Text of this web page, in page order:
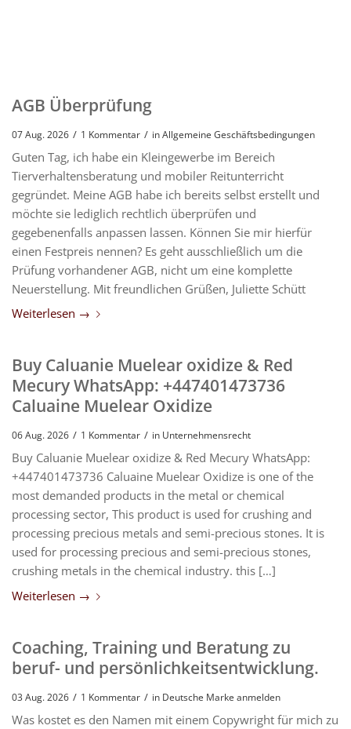
AGB Überprüfung
07 Aug. 2026 / 1 Kommentar / inAllgemeine Geschäftsbedingungen
Guten Tag, ich habe ein Kleingewerbe im Bereich
Tierverhaltensberatung und mobiler Reitunterricht
gegründet. Meine AGB habe ich bereits selbst erstellt und
möchte sie lediglich rechtlich überprüfen und
gegebenenfalls anpassen lassen. Können Sie mir hierfür
einen Festpreis nennen? Es geht ausschließlich um die
Prüfung vorhandener AGB, nicht um eine komplette
Neuerstellung. Mit freundlichen Grüßen, Juliette Schütt
Weiterlesen →
Buy Caluanie Muelear oxidize & Red
Mecury WhatsApp: +447401473736
Caluaine Muelear Oxidize
06 Aug. 2026 / 1 Kommentar / in Unternehmensrecht
Buy Caluanie Muelear oxidize & Red Mecury WhatsApp:
+447401473736 Caluaine Muelear Oxidize is one of the
most demanded products in the metal or chemical
processing sector, This product is used for crushing and
processing precious metals and semi-precious stones. It is
used for processing precious and semi-precious stones,
crushing metals in the chemical industry. this […]
Weiterlesen →
Coaching, Training und Beratung zu
beruf- und persönlichkeitsentwicklung.
03 Aug. 2026 / 1 Kommentar / in Deutsche Marke anmelden
Was kostet es den Namen mit einem Copywright für mich zu